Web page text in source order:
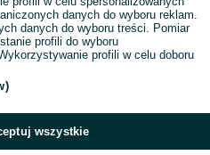
danych do wyboru reklam.
danych do wyboru treści. Pomiar
profili do wyboru
profili w celu doboru
wszystkie